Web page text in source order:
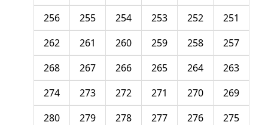
251
252
253
254
255
256
257
258
259
260
261
262
263
264
265
266
267
268
269
270
271
272
273
274
275
276
277
278
279
280